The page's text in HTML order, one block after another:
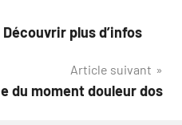
plus d’infos
Article suivant
du moment douleur dos